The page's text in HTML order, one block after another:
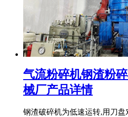
气流粉碎机钢渣粉
械厂产品详情
钢渣破碎机为低速运转,用刀